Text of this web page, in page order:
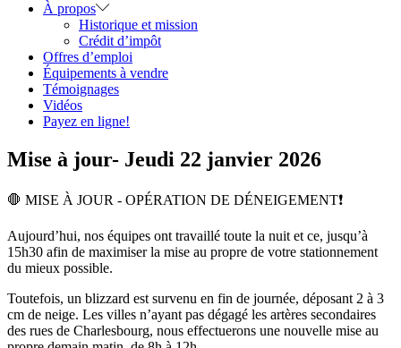
À propos
Historique et mission
Crédit d’impôt
Offres d’emploi
Équipements à vendre
Témoignages
Vidéos
Payez en ligne!
Mise à jour- Jeudi 22 janvier 2026
🛑 MISE À JOUR - OPÉRATION DE DÉNEIGEMENT❗
Aujourd’hui, nos équipes ont travaillé toute la nuit et ce, jusqu’à
15h30 afin de maximiser la mise au propre de votre stationnement
du mieux possible.
Toutefois, un blizzard est survenu en fin de journée, déposant 2 à 3
cm de neige. Les villes n’ayant pas dégagé les artères secondaires
des rues de Charlesbourg, nous effectuerons une nouvelle mise au